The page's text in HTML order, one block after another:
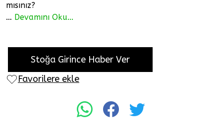
mısınız?
… Devamını Oku...
Stoğa Girince Haber Ver
Favorilere ekle